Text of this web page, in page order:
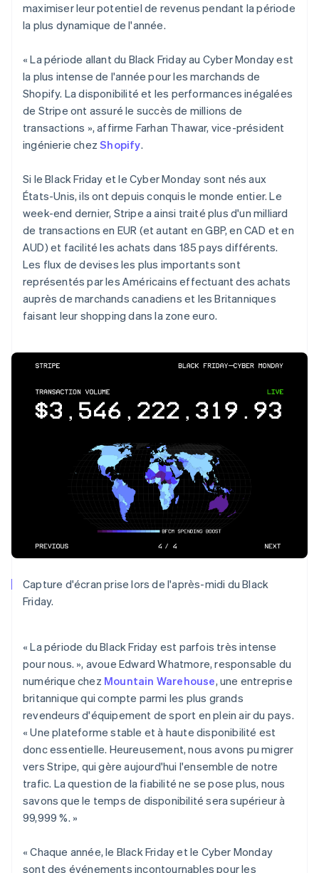
maximiser leur potentiel de revenus pendant la période
la plus dynamique de l'année.
« La période allant du Black Friday au Cyber Monday est
la plus intense de l'année pour les marchands de
Shopify. La disponibilité et les performances inégalées
de Stripe ont assuré le succès de millions de
transactions », affirme Farhan Thawar, vice-président
ingénierie chezShopify.
Si le Black Friday et le Cyber Monday sont nés aux
États-Unis, ils ont depuis conquis le monde entier. Le
week-end dernier, Stripe a ainsi traité plus d'un milliard
de transactions en EUR (et autant en GBP, en CAD et en
AUD) et facilité les achats dans 185 pays différents.
Les flux de devises les plus importants sont
représentés par les Américains effectuant des achats
auprès de marchands canadiens et les Britanniques
faisant leur shopping dans la zone euro.
Capture d'écran prise lors de l'après-midi du Black
Friday.
« La période du Black Friday est parfois très intense
pour nous. », avoue Edward Whatmore, responsable du
numérique chez Mountain Warehouse, une entreprise
britannique qui compte parmi les plus grands
revendeurs d'équipement de sport en plein air du pays.
« Une plateforme stable et à haute disponibilité est
donc essentielle. Heureusement, nous avons pu migrer
vers Stripe, qui gère aujourd'hui l'ensemble de notre
trafic. La question de la fiabilité ne se pose plus, nous
savons que le temps de disponibilité sera supérieur à
99,999 %. »
« Chaque année, le Black Friday et le Cyber Monday
sont des événements incontournables pour les
Allemagne
Deutsch English
Australie
English
English
Nederlands Français DeutschEnglish
Canada
EnglishFrançais
简体中文English
Chypre
EnglishItaliano
Danemark
English
Émirats arabes unis
English
Espagne
EspañolEnglish
Estonie
English
États-Unis
EnglishEspañol 简体中文
Finlande
English Svenska
FrançaisEnglish
Gibraltar